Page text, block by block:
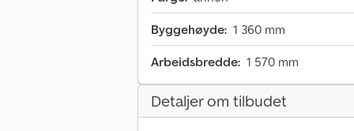
Byggehøyde: 1 360 mm
Arbeidsbredde: 1 570 mm
Detaljer om tilbudet